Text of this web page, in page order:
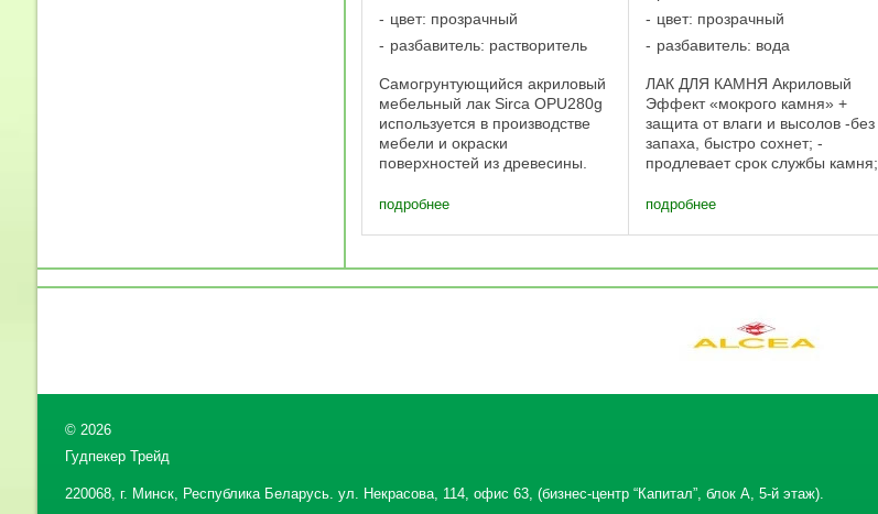
цвет: прозрачный
разбавитель: растворитель
Самогрунтующийся акриловый
мебельный лак Sirca OPU280g
используется в производстве
мебели и окраски
поверхностей из древесины.
распыления или лаконалива.
подробнее
цвет: прозрачный
разбавитель: вода
ЛАК ДЛЯ КАМНЯ Акриловый
Эффект «мокрого камня» +
защита от влаги и высолов -без
запаха, быстро сохнет; -
продлевает срок службы камня;
трещин. 0,9 л до 7м2
подробнее
© 2026
Гудпекер Трейд
220068, г. Минск, Республика Беларусь. ул. Некрасова, 114, офис 63, (бизнес-центр “Капитал”, блок А, 5-й этаж).